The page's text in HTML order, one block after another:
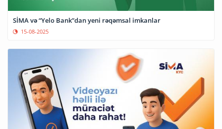
SİMA və “Yelo Bank”dan yeni rəqəmsal imkanlar
15-08-2025